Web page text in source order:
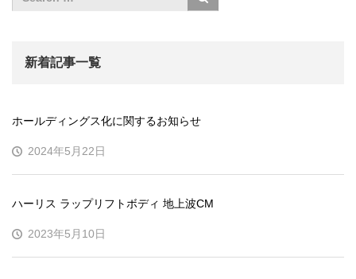
新着記事一覧
ホールディングス化に関するお知らせ
2024年5月22日
ハーリス ラップリフトボディ 地上波CM
2023年5月10日